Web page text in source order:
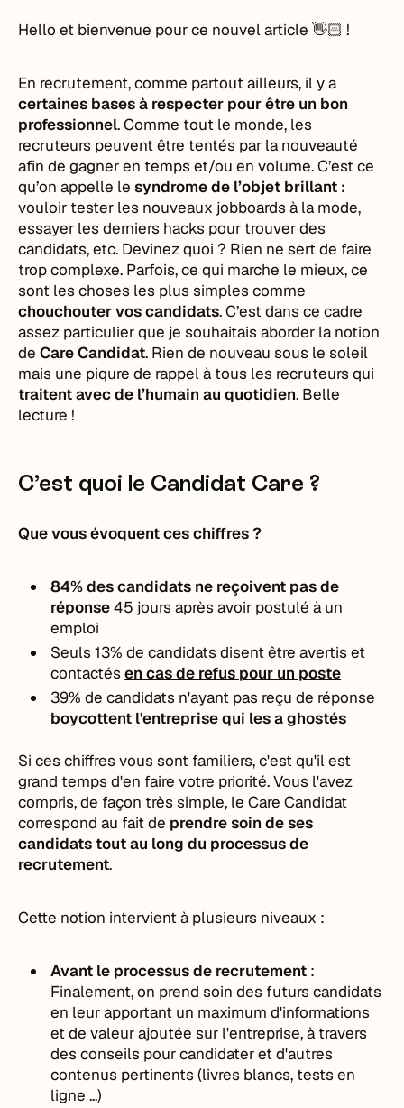
Hello et bienvenue pour ce nouvel article 👋🏻 !
En recrutement, comme partout ailleurs, il y a
certaines bases à respecter pour être un bon
professionnel. Comme tout le monde, les
recruteurs peuvent être tentés par la nouveauté
afin de gagner en temps et/ou en volume. C’est ce
qu’on appelle lesyndrome de l’objet brillant :
vouloir tester les nouveaux jobboards à la mode,
essayer les derniers hacks pour trouver des
candidats, etc. Devinez quoi ? Rien ne sert de faire
trop complexe. Parfois, ce qui marche le mieux, ce
sont les choses les plus simples comme
chouchouter vos candidats. C’est dans ce cadre
assez particulier que je souhaitais aborder la notion
deCare Candidat. Rien de nouveau sous le soleil
mais une piqure de rappel à tous les recruteurs qui
traitent avec de l’humain au quotidien. Belle
lecture !
C’est quoi le Candidat Care ?
Que vous évoquent ces chiffres ?
84% des candidats ne reçoivent pas de
réponse45 jours après avoir postulé à un
emploi
Seuls 13% de candidats disent être avertis et
contactés en cas de refus pour un poste
39% de candidats n'ayant pas reçu de réponse
boycottent l'entreprise qui les a ghostés
Si ces chiffres vous sont familiers, c'est qu'il est
grand temps d'en faire votre priorité. Vous l'avez
compris, de façon très simple, le Care Candidat
correspond au fait de prendre soin de ses
candidats tout au long du processus de
recrutement.
Cette notion intervient à plusieurs niveaux :
Avant le processus de recrutement :
Finalement, on prend soin des futurs candidats
en leur apportant un maximum d'informations
et de valeur ajoutée sur l'entreprise, à travers
des conseils pour candidater et d'autres
contenus pertinents (livres blancs, tests en
ligne ...)